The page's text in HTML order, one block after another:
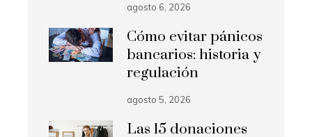
agosto 6, 2026
Cómo evitar pánicos
bancarios: historia y
regulación
agosto 5, 2026
Las 15 donaciones